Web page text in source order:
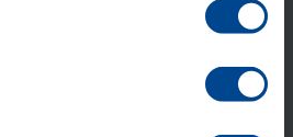
en medewerkers op de
is minstens zo belangrijk